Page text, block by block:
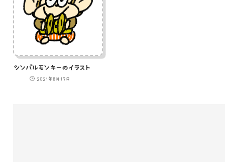
シンバルモンキーのイラスト
2021年8月17日